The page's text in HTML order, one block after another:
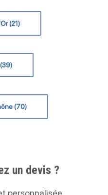
(21)
(70)
un devis ?
personnalisée